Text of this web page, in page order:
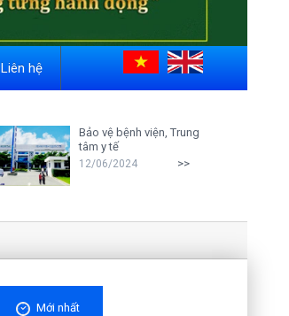
Liên hệ
Bảo vệ bệnh viện, Trung
tâm y tế
12/06/2024 >>
Mới nhất